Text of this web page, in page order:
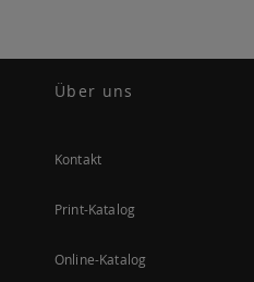
Über uns
Kontakt
Print-Katalog
Online-Katalog